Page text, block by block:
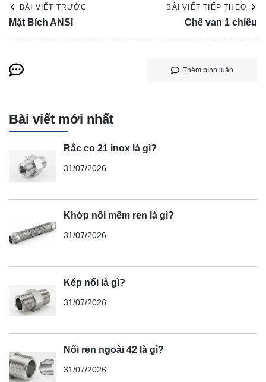
BÀI VIẾT TRƯỚC
Mặt Bích ANSI
BÀI VIẾT TIẾP THEO
Chế van 1 chiều
Thêm bình luận
Bài viết mới nhất
Rắc co 21 inox là gì?
31/07/2026
Khớp nối mềm ren là gì?
31/07/2026
Kép nối là gì?
31/07/2026
Nối ren ngoài 42 là gì?
31/07/2026